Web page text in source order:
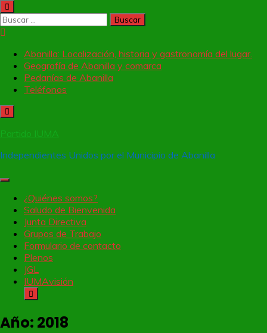
Saltar
al
contenido
Buscar:
Abanilla: Localización, historia y gastronomía del lugar.
Geografía de Abanilla y comarca
Pedanías de Abanilla
Teléfonos
Partido IUMA
Independientes Unidos por el Municipio de Abanilla
¿Quiénes somos?
Saludo de Bienvenida
Junta Directiva
Grupos de Trabajo
Formulario de contacto
Plenos
JGL
IUMAvisión
Año: 2018